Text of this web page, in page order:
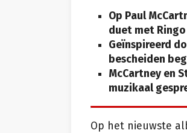
Op Paul
duet met
Geïnspireerd
bescheiden
McCartney en
muzikaal
Op het nieuwste